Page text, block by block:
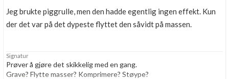
Jeg brukte piggrulle, men den hadde egentlig ingen effekt. Kun
der det var på det dypeste flyttet den såvidt på massen.
Signatur
Prøver å gjøre det skikkelig med en gang.
Grave? Flytte masser? Komprimere? Støype?